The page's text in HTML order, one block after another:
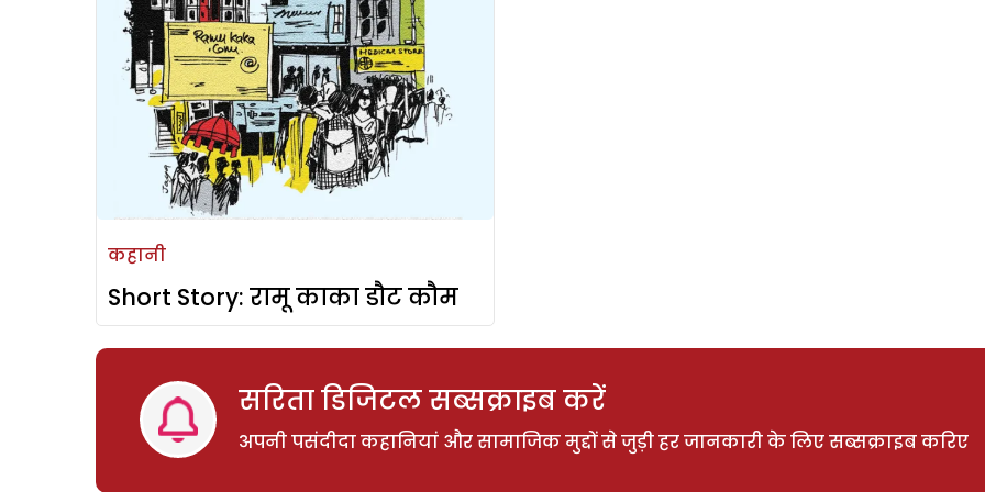
कहानी
Short Story: रामू काका डौट कौम
सरिता डिजिटल सब्सक्राइब करें
अपनी पसंदीदा कहानियां और सामाजिक मुद्दों से जुड़ी हर जानकारी के लिए सब्सक्राइब करिए